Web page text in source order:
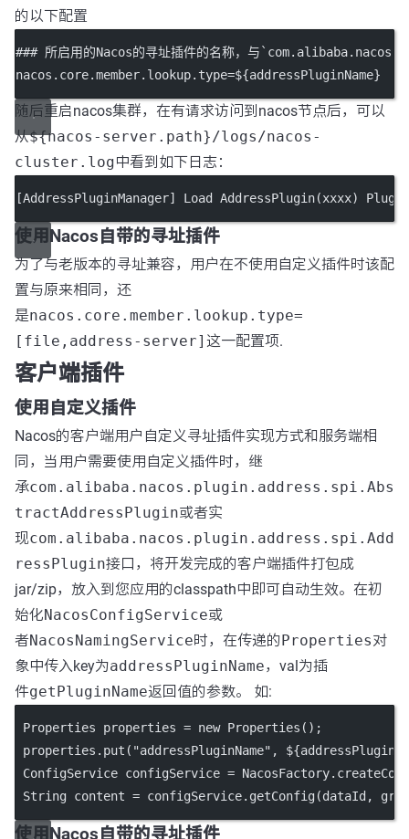
的以下配置
### 所启用的Nacos的寻址插件的名称，与
nacos.core.member.lookup.type=${addressPluginName}
随后重启nacos集群，在有请求访问到nacos节点后，可以
从${nacos-server.path}/logs/nacos-
cluster.log中看到如下日志：
[AddressPluginManager] Load AddressPlugin(xxxx)
使用Nacos自带的寻址插件
为了与老版本的寻址兼容，用户在不使用自定义插件时该配
置与原来相同，还
是nacos.core.member.lookup.type=
[file,address-server] 这一配置项.
客户端插件
使用自定义插件
Nacos的客户端用户自定义寻址插件实现方式和服务端相
同，当用户需要使用自定义插件时，继
承com.alibaba.nacos.plugin.address.spi.Abs
tractAddressPlugin或者实
现com.alibaba.nacos.plugin.address.spi.Add
ressPlugin接口，将开发完成的客户端插件打包成
jar/zip，放入到您应用的classpath中即可自动生效。在初
始化NacosConfigService或
者NacosNamingService时，在传递的Properties对
象中传入key为addressPluginName，val为插
件getPluginName返回值的参数。 如:
Properties properties = new Properties ();
properties. put ( "addressPluginName" ,
ConfigService configService = NacosFactory.
String content = configService. getConfig(dataId,
使用Nacos自带的寻址插件